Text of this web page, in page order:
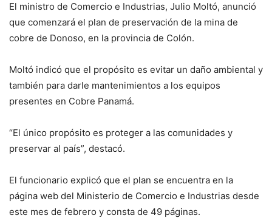
El ministro de Comercio e Industrias, Julio Moltó, anunció
que comenzará el plan de preservación de la mina de
cobre de Donoso, en la provincia de Colón.
Moltó indicó que el propósito es evitar un daño ambiental y
también para darle mantenimientos a los equipos
presentes en Cobre Panamá.
“El único propósito es proteger a las comunidades y
preservar al país”, destacó.
El funcionario explicó que el plan se encuentra en la
página web del Ministerio de Comercio e Industrias desde
este mes de febrero y consta de 49 páginas.